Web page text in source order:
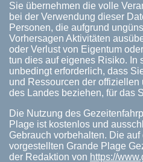
Sie übernehmen die volle
bei der Verwendung dieser
Personen, die aufgrund
Vorhersagen Aktivitäten
oder Verlust von Eigentum
tun dies auf eigenes Risiko. In
unbedingt erforderlich, dass
und Ressourcen der
des Landes beziehen, für das
Die Nutzung des
Plage ist kostenlos und
Gebrauch vorbehalten. Die auf
vorgestellten Grande Plage
der Redaktion von https://